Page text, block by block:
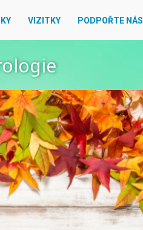
VIZITKY PODPOŘTE NÁS